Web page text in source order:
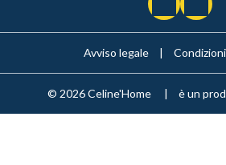
Avviso legale |
© 2026 Celine'Home | è un